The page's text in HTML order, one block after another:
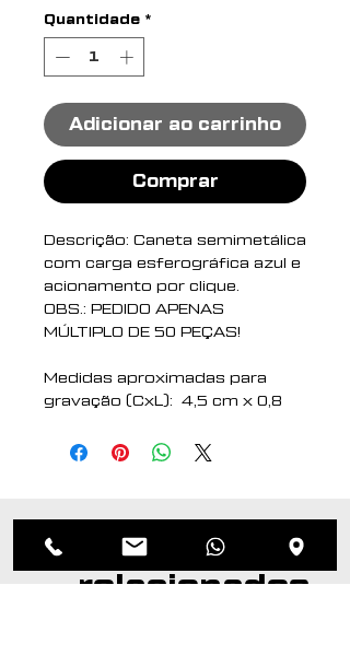
Quantidade *
Adicionar ao carrinho
Comprar
Descrição: Caneta semimetálica
com carga esferográfica azul e
acionamento por clique.
OBS.: PEDIDO APENAS
MÚLTIPLO DE 50 PEÇAS!
Medidas aproximadas para
gravação (CxL): 4,5 cm x 0,8
Tamanho total
Produtos
relacionados